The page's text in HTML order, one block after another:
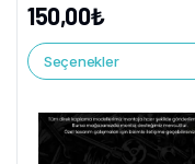
150,00₺
Seçenekler